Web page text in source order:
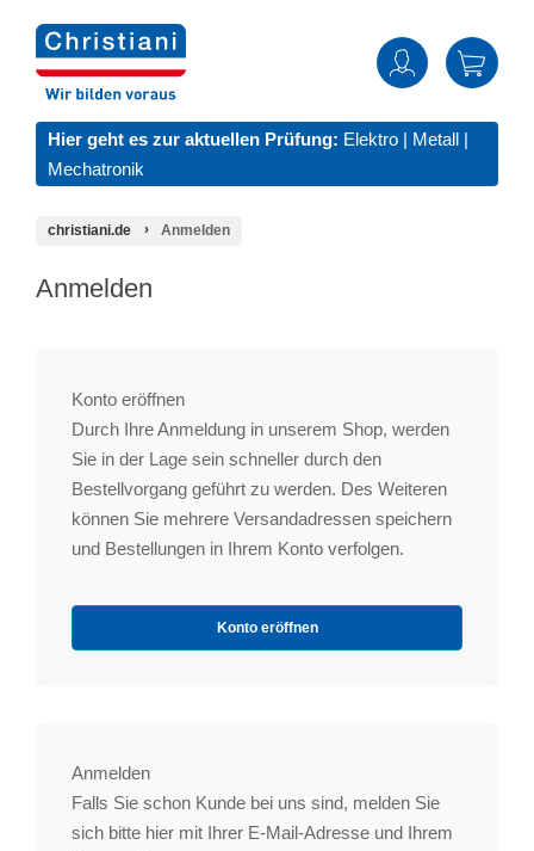
Hier geht es zur aktuellen Prüfung: Elektro | Metall |
Mechatronik
christiani.de Anmelden
Anmelden
Konto eröffnen
Durch Ihre Anmeldung in unserem Shop, werden
Sie in der Lage sein schneller durch den
Bestellvorgang geführt zu werden. Des Weiteren
können Sie mehrere Versandadressen speichern
und Bestellungen in Ihrem Konto verfolgen.
Konto eröffnen
Anmelden
Falls Sie schon Kunde bei uns sind, melden Sie
sich bitte hier mit Ihrer E-Mail-Adresse und Ihrem